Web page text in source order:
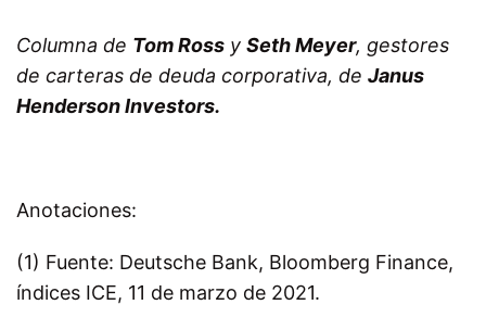
Columna de Tom Ross y Seth Meyer, gestores
de carteras de deuda corporativa, de Janus
Henderson Investors.
Anotaciones:
(1) Fuente: Deutsche Bank, Bloomberg Finance,
índices ICE, 11 de marzo de 2021.